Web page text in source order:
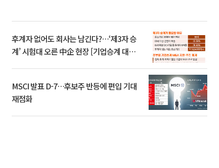
후계자 없어도 회사는 남긴다?…‘제3자 승
계’ 시험대 오른 中企 현장 [기업승계 대전
MSCI 발표 D-7…후보주 반등에 편입 기대
재점화